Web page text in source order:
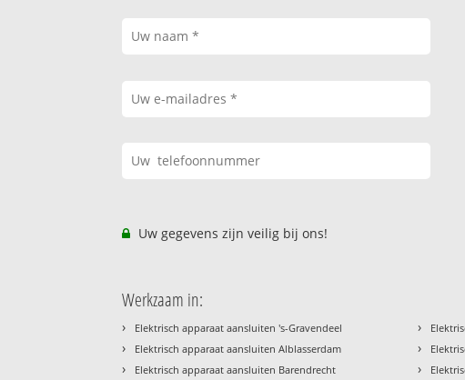
Uw gegevens zijn veilig bij ons!
Werkzaam in:
› Elektrisch apparaat aansluiten 's-Gravendeel
› Elektrisch apparaat aansluiten Alblasserdam
› Elektrisch apparaat aansluiten Barendrecht
›
›
›